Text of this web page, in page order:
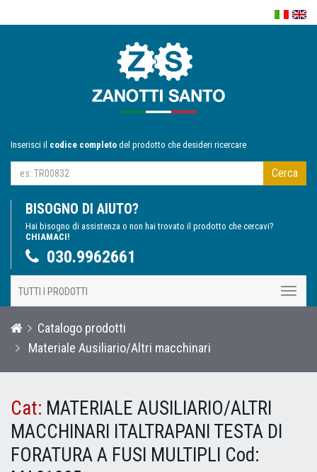
Inserisci il codice completo del prodotto che desideri ricercare
Cerca
BISOGNO DI AIUTO?
Hai bisogno di assistenza o non hai trovato il prodotto che cercavi?
CHIAMACI!
030.9962661
TUTTI I PRODOTTI
Catalogo prodotti
Materiale Ausiliario/Altri macchinari
Cat: MATERIALE AUSILIARIO/ALTRI
MACCHINARI ITALTRAPANI TESTA DI
FORATURA A FUSI MULTIPLI Cod: